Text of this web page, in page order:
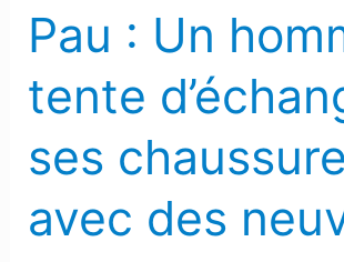
Pau : Un
tente
ses
avec des
des